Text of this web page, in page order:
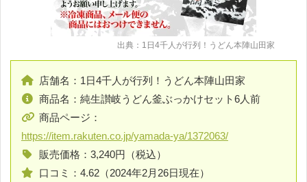
出典：1日4千人が行列！うどん本陣山田家
店舗名：1日4千人が行列！うどん本陣山田家
商品名：純生讃岐うどん釜ぶっかけセット6人前
商品ページ：
https://item.rakuten.co.jp/yamada-ya/1372063/
販売価格：3,240円（税込）
口コミ：4.62（2024年2月26日現在）